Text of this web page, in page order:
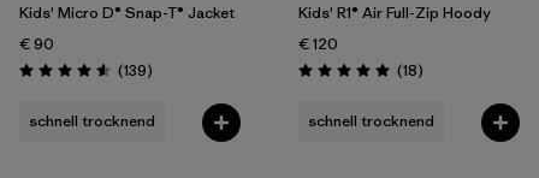
Kids' Micro D® Snap-T® Jacket
€ 90
Bewertung: 4.6 / 5
(139Rezensionen
)
schnell trocknend
Kids' R1® Air Full-Zip Hoody
€ 120
Bewertung: 5.0 / 5
(18Rezensionen
)
schnell trocknend